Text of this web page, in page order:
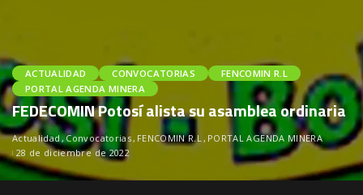
ACTUALIDAD CONVOCATORIAS
FENCOMIN R.L
PORTAL AGENDA MINERA
FEDECOMIN Potosí alista su asamblea ordinaria
Actualidad Convocatorias FENCOMIN R.L PORTAL AGENDA MINERA
28 de diciembre de 2022